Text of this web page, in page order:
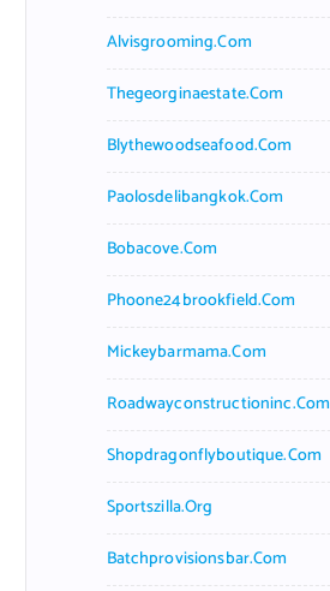
Alvisgrooming.com
Thegeorginaestate.com
Blythewoodseafood.com
Paolosdelibangkok.com
Bobacove.com
Phoone24brookfield.com
Mickeybarmama.com
Roadwayconstructioninc.com
Shopdragonflyboutique.com
Sportszilla.org
Batchprovisionsbar.com